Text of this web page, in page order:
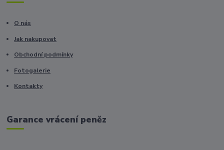
O nás
Jak nakupovat
Obchodní podmínky
Fotogalerie
Kontakty
Garance vrácení peněz